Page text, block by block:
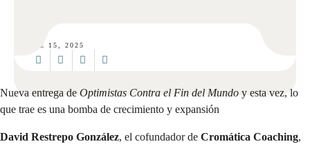
ENE 15, 2025
Nueva entrega de Optimistas Contra el Fin del Mundo y esta vez, lo
que trae es una bomba de crecimiento y expansión
David Restrepo González, el cofundador de Cromática Coaching,